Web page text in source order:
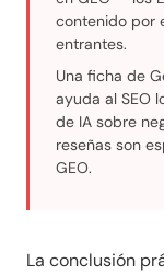
contenido por
entrantes.
Una ficha de
ayuda al SEO
de IA sobre
reseñas son
GEO.
La conclusión